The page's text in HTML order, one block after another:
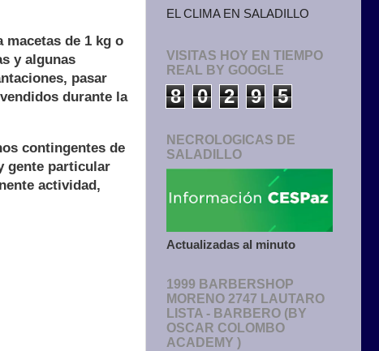
macetas de 1 kg o
y algunas
pasar
durante la
contingentes de
gente particular
actividad,
EL CLIMA EN SALADILLO
VISITAS HOY EN TIEMPO
REAL BY GOOGLE
8 0 2 9 5
NECROLOGICAS DE
SALADILLO
Actualizadas al minuto
1999 BARBERSHOP
MORENO 2747 LAUTARO
LISTA - BARBERO (BY
OSCAR COLOMBO
ACADEMY )